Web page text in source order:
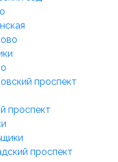
проспект
проспект
проспект